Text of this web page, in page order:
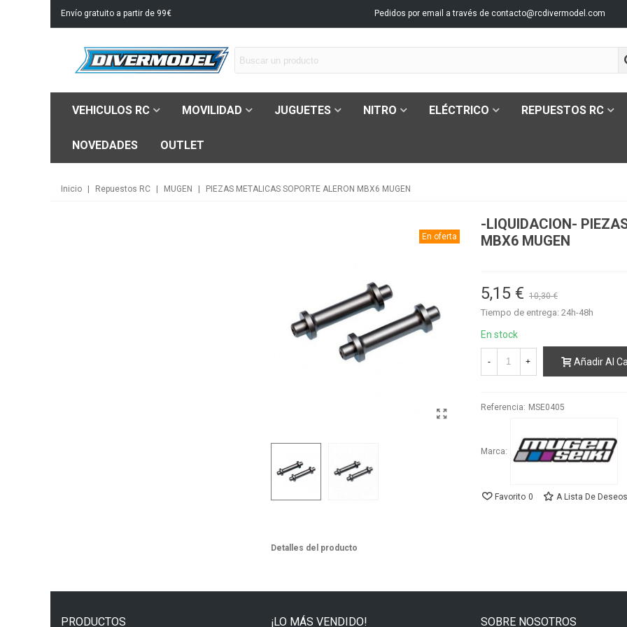
Envío gratuito a partir de 99€ Pedidos por email a través de contacto@rcdivermodel.com
VEHICULOS RC MOVILIDAD JUGUETES NITRO ELÉCTRICO REPUESTOS RC
NOVEDADES OUTLET
Inicio Repuestos RC MUGEN PIEZAS METALICAS SOPORTE ALERON MBX6 MUGEN
En oferta
-LIQUIDACION-
MBX6 MUGEN
5,15 € 10,30 €
Tiempo de entrega: 24h-48h
En stock
- + Añadir Al
Referencia: MSE0405
Marca:
Favorito 0 A Lista De Deseos
Detalles del producto
PRODUCTOS ¡LO MÁS VENDIDO! SOBRE NOSOTROS